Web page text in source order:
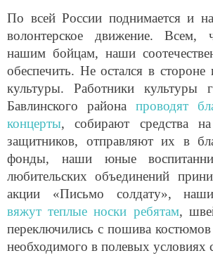
По всей России поднимается и
волонтерское движение. Всем,
нашим бойцам, наши
обеспечить. Не остался в
культуры. Работники культуры
Бавлинского района проводят
концерты, собирают средства
защитников, отправляют их в
фонды, наши юные
любительских объединений
акции «Письмо солдату»,
вяжут теплые носки ребятам,
переключились с пошива костюмов
необходимого в полевых условиях